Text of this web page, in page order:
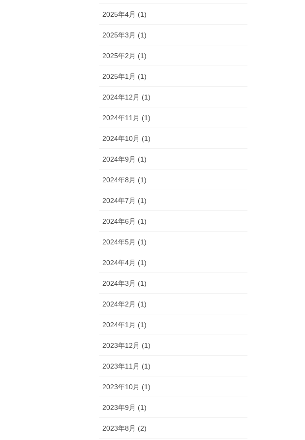
2025年4月 (1)
2025年3月 (1)
2025年2月 (1)
2025年1月 (1)
2024年12月 (1)
2024年11月 (1)
2024年10月 (1)
2024年9月 (1)
2024年8月 (1)
2024年7月 (1)
2024年6月 (1)
2024年5月 (1)
2024年4月 (1)
2024年3月 (1)
2024年2月 (1)
2024年1月 (1)
2023年12月 (1)
2023年11月 (1)
2023年10月 (1)
2023年9月 (1)
2023年8月 (2)